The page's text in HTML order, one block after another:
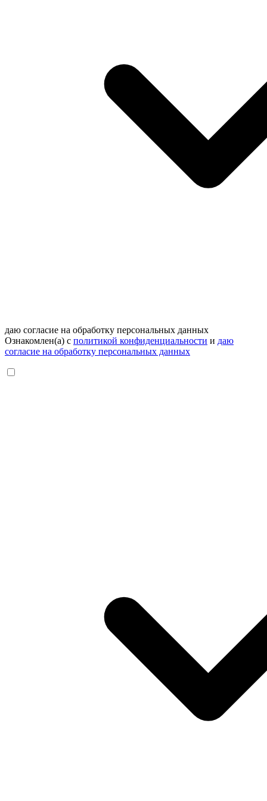
даю согласие на обработку персональных данных
Ознакомлен(а) с политикой конфиденциальности и даю
согласие на обработку персональных данных